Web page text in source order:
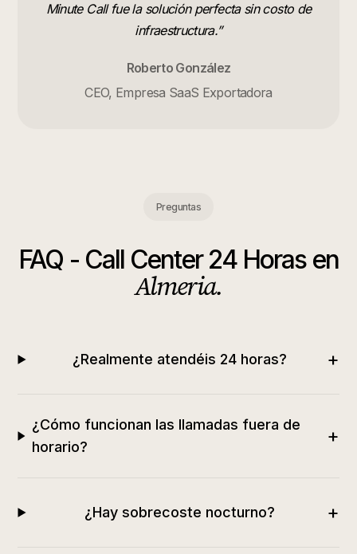
Minute Call fue la solución perfecta sin costo de
infraestructura.”
Roberto González
CEO, Empresa SaaS Exportadora
Preguntas
FAQ - Call Center 24 Horasen
Almeria.
¿Realmente atendéis 24 horas? +
¿Cómo funcionan las llamadas fuera de
horario?
+
¿Hay sobrecoste nocturno? +